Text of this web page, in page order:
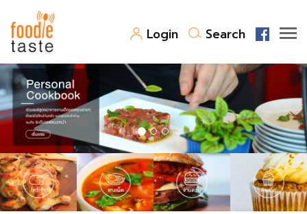
Login Search
สูตรอาหาร
สูตรอาหารล่าสุด
Top Foodie
พาไปชิม
สารพันก้นครัว
เคล็ดลับน่ารู้
FoodPedia